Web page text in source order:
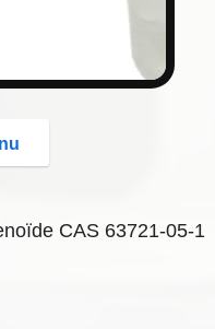
CAS 63721-05-1